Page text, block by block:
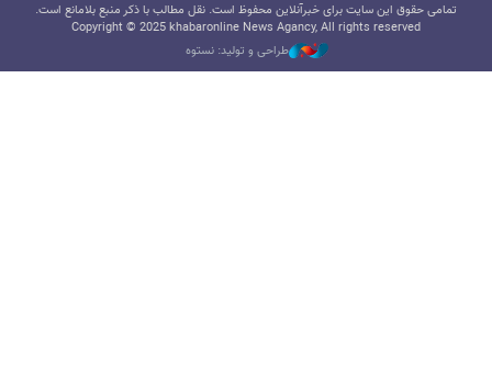
تمامی حقوق این سایت برای خبرآنلاین محفوظ است. نقل مطالب با ذکر منبع بلامانع است.
Copyright © 2025 khabaronline News Agancy, All rights reserved
طراحی و تولید: نستوه